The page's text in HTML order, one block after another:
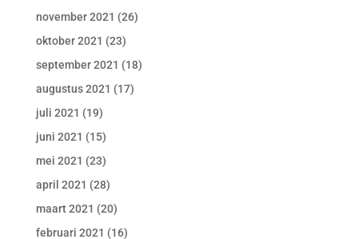
november 2021 (26)
oktober 2021 (23)
september 2021 (18)
augustus 2021 (17)
juli 2021 (19)
juni 2021 (15)
mei 2021 (23)
april 2021 (28)
maart 2021 (20)
februari 2021 (16)